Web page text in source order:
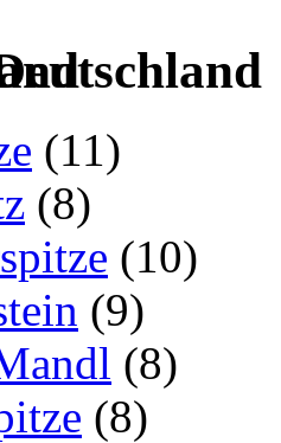
(11)
(8)
(10)
(9)
(8)
(8)